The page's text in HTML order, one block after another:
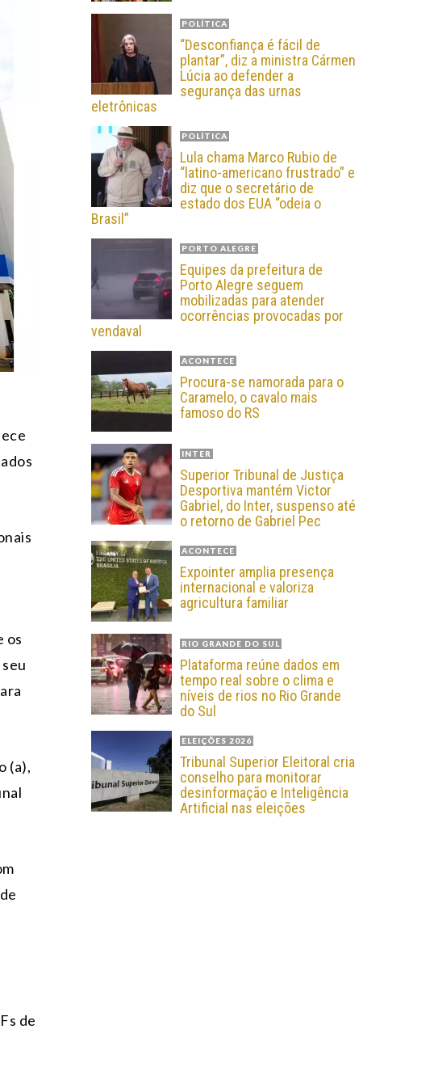
os
(a),
de
POLÍTICA
“Desconfiança é fácil de
plantar”, diz a ministra Cármen
Lúcia ao defender a
segurança das urnas
eletrônicas
POLÍTICA
Lula chama Marco Rubio de
“latino-americano frustrado” e
diz que o secretário de
estado dos EUA “odeia o
Brasil”
PORTO ALEGRE
Equipes da prefeitura de
Porto Alegre seguem
mobilizadas para atender
ocorrências provocadas por
vendaval
ACONTECE
Procura-se namorada para o
Caramelo, o cavalo mais
famoso do RS
INTER
Superior Tribunal de Justiça
Desportiva mantém Victor
Gabriel, do Inter, suspenso até
o retorno de Gabriel Pec
ACONTECE
Expointer amplia presença
internacional e valoriza
agricultura familiar
RIO GRANDE DO SUL
Plataforma reúne dados em
tempo real sobre o clima e
níveis de rios no Rio Grande
do Sul
ELEIÇÕES 2026
Tribunal Superior Eleitoral cria
conselho para monitorar
desinformação e Inteligência
Artificial nas eleições